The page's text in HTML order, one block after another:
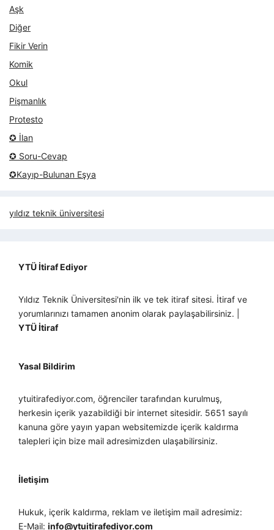
Aşk
Diğer
Fikir Verin
Komik
Okul
Pişmanlık
Protesto
✪ İlan
✪ Soru-Cevap
✪Kayıp-Bulunan Eşya
yıldız teknik üniversitesi
YTÜ İtiraf Ediyor
Yıldız Teknik Üniversitesi'nin ilk ve tek itiraf sitesi. İtiraf ve
yorumlarınızı tamamen anonim olarak paylaşabilirsiniz. |
YTÜ İtiraf
Yasal Bildirim
ytuitirafediyor.com, öğrenciler tarafından kurulmuş,
herkesin içerik yazabildiği bir internet sitesidir. 5651 sayılı
kanuna göre yayın yapan websitemizde içerik kaldırma
talepleri için bize mail adresimizden ulaşabilirsiniz.
İletişim
Hukuk, içerik kaldırma, reklam ve iletişim mail adresimiz:
E-Mail: info@ytuitirafediyor.com